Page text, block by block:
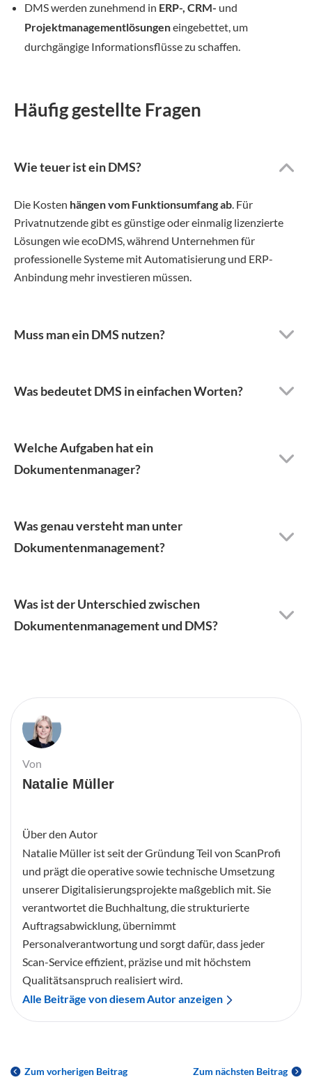
DMS werden zunehmend in ERP-, CRM- und
Projektmanagementlösungeneingebettet, um
durchgängige Informationsflüsse zu schaffen.
Häufig gestellte Fragen
Wie teuer ist ein DMS?
Die Kosten hängen vom Funktionsumfang ab. Für
Privatnutzende gibt es günstige oder einmalig lizenzierte
Lösungen wie ecoDMS, während Unternehmen für
professionelle Systeme mit Automatisierung und ERP-
Anbindung mehr investieren müssen.
Muss man ein DMS nutzen?
Was bedeutet DMS in einfachen Worten?
Welche Aufgaben hat ein
Dokumentenmanager?
Was genau versteht man unter
Dokumentenmanagement?
Was ist der Unterschied zwischen
Dokumentenmanagement und DMS?
Von
Natalie Müller
Über den Autor
Natalie Müller ist seit der Gründung Teil von ScanProfi
und prägt die operative sowie technische Umsetzung
unserer Digitalisierungsprojekte maßgeblich mit. Sie
verantwortet die Buchhaltung, die strukturierte
Auftragsabwicklung, übernimmt
Personalverantwortung und sorgt dafür, dass jeder
Scan-Service effizient, präzise und mit höchstem
Qualitätsanspruch realisiert wird.
Alle Beiträge von diesem Autor anzeigen
Zum vorherigen Beitrag Zum nächsten Beitrag